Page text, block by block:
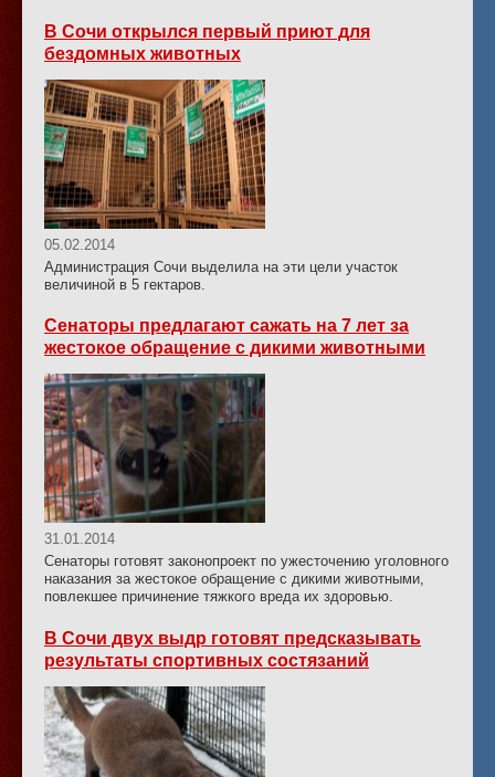
В Сочи открылся первый приют для
бездомных животных
05.02.2014
Администрация Сочи выделила на эти цели участок
величиной в 5 гектаров.
Сенаторы предлагают сажать на 7 лет за
жестокое обращение с дикими животными
31.01.2014
Сенаторы готовят законопроект по ужесточению уголовного
наказания за жестокое обращение с дикими животными,
повлекшее причинение тяжкого вреда их здоровью.
В Сочи двух выдр готовят предсказывать
результаты спортивных состязаний